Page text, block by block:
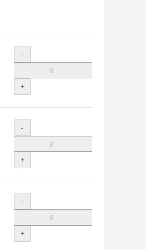
Menge
-
+
Menge
-
+
Menge
-
+